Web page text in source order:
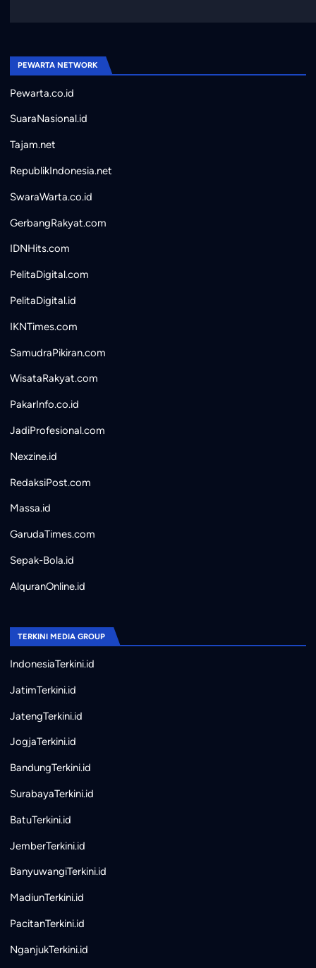
PEWARTA NETWORK
Pewarta.co.id
SuaraNasional.id
Tajam.net
RepublikIndonesia.net
SwaraWarta.co.id
GerbangRakyat.com
IDNHits.com
PelitaDigital.com
PelitaDigital.id
IKNTimes.com
SamudraPikiran.com
WisataRakyat.com
PakarInfo.co.id
JadiProfesional.com
Nexzine.id
RedaksiPost.com
Massa.id
GarudaTimes.com
Sepak-Bola.id
AlquranOnline.id
TERKINI MEDIA GROUP
IndonesiaTerkini.id
JatimTerkini.id
JatengTerkini.id
JogjaTerkini.id
BandungTerkini.id
SurabayaTerkini.id
BatuTerkini.id
JemberTerkini.id
BanyuwangiTerkini.id
MadiunTerkini.id
PacitanTerkini.id
NganjukTerkini.id